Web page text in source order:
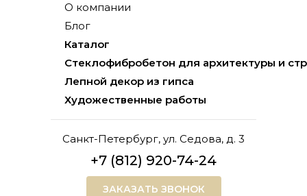
Каталог
Стеклофибробетон для архитектуры и
Лепной декор из гипса
Художественные работы
О компании
Блог
Санкт-Петербург, ул. Седова, д. 3
+7 (812) 920-74-24
ЗАКАЗАТЬ ЗВОНОК